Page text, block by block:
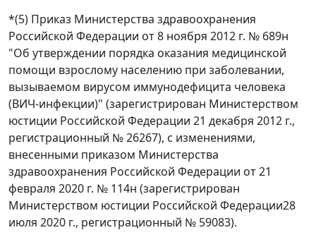
*(5) Приказ Министерства здравоохранения
Российской Федерации от 8 ноября 2012 г. № 689н
"Об утверждении порядка оказания медицинской
помощи взрослому населению при заболевании,
вызываемом вирусом иммунодефицита человека
(ВИЧ-инфекции)" (зарегистрирован Министерством
юстиции Российской Федерации 21 декабря 2012 г.,
регистрационный № 26267), с изменениями,
внесенными приказом Министерства
здравоохранения Российской Федерации от 21
февраля 2020 г. № 114н (зарегистрирован
Министерством юстиции Российской Федерации28
июля 2020 г., регистрационный № 59083).